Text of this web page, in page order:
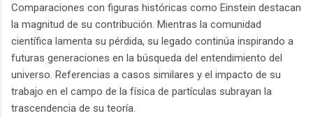
Comparaciones con figuras históricas como Einstein destacan
la magnitud de su contribución. Mientras la comunidad
científica lamenta su pérdida, su legado continúa inspirando a
futuras generaciones en la búsqueda del entendimiento del
universo. Referencias a casos similares y el impacto de su
trabajo en el campo de la física de partículas subrayan la
trascendencia de su teoría.